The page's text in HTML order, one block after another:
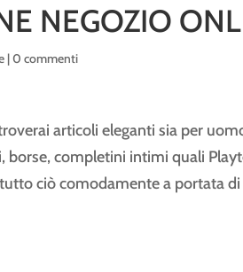
NEGOZIO
|0 commenti
articoli eleganti sia per
borse, completini intimi quali
ciò comodamente a portata